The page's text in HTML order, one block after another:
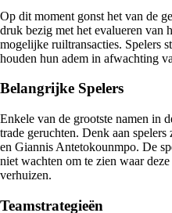
Op dit moment gonst het van de
druk bezig met het evalueren van
mogelijke ruiltransacties. Spelers
houden hun adem in afwachting
Belangrijke Spelers
Enkele van de grootste namen in
trade geruchten. Denk aan
en Giannis Antetokounmpo. De
niet wachten om te zien waar
verhuizen.
Teamstrategieën